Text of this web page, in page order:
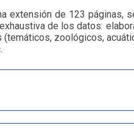
extensión de 123 páginas,
de los datos:
zoológicos,